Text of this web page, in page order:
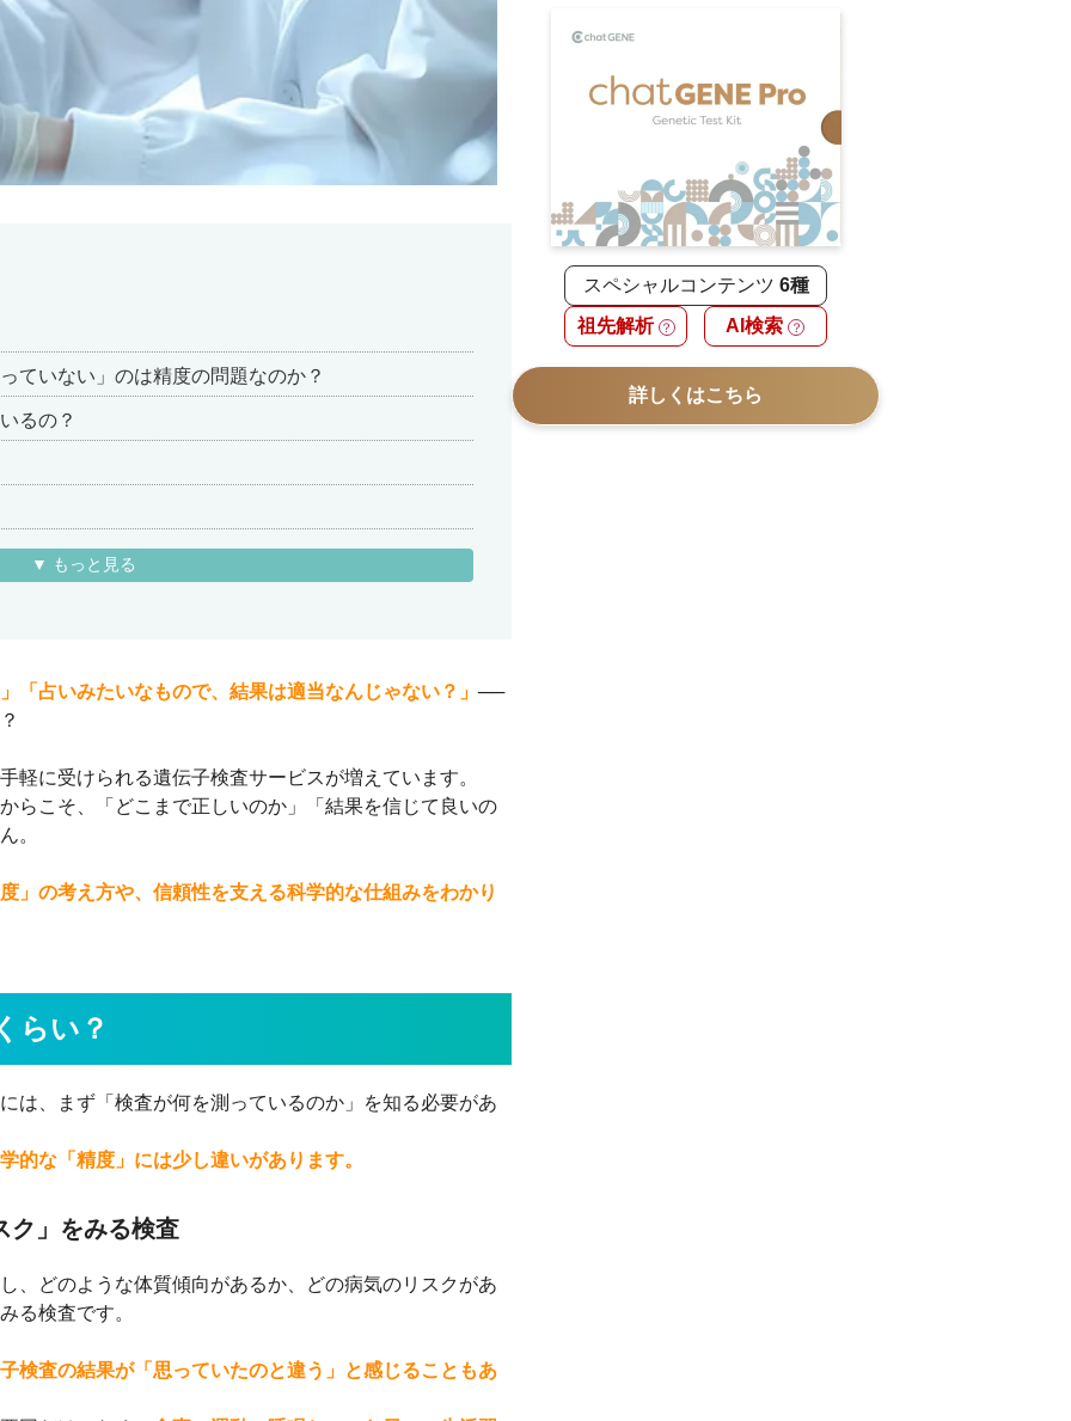
ていない」のは精度の問題なのか？
るの？
▼ もっと見る
「占いみたいなもので、結果は適当なんじゃない？」 ──
軽に受けられる遺伝子検査サービスが増えています。
らこそ、「どこまで正しいのか」「結果を信じて良いの
。
」の考え方や、信頼性を支える科学的な仕組みをわかり
らい？
は、まず「検査が何を測っているのか」を知る必要があ
的な「精度」には少し違いがあります。
ク」をみる検査
、どのような体質傾向があるか、どの病気のリスクがあ
る検査です。
検査の結果が「思っていたのと違う」と感じることもあ
スペシャルコンテンツ 6種
祖先解析 ？ AI検索 ？
詳しくはこちら